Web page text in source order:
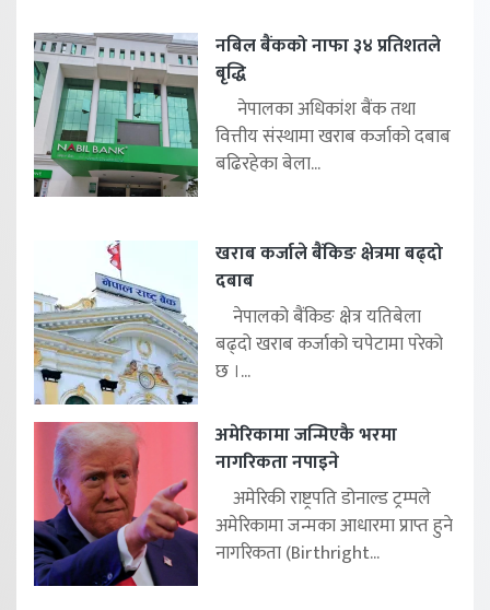
नबिल बैंकको नाफा ३४ प्रतिशतले
बृद्धि
नेपालका अधिकांश बैंक तथा
वित्तीय संस्थामा खराब कर्जाको दबाब
बढिरहेका बेला...
खराब कर्जाले बैंकिङ क्षेत्रमा बढ्दो
दबाब
नेपालको बैंकिङ क्षेत्र यतिबेला
बढ्दो खराब कर्जाको चपेटामा परेको
छ ।...
अमेरिकामा जन्मिएकै भरमा
नागरिकता नपाइने
अमेरिकी राष्ट्रपति डोनाल्ड ट्रम्पले
अमेरिकामा जन्मका आधारमा प्राप्त हुने
नागरिकता (Birthright...